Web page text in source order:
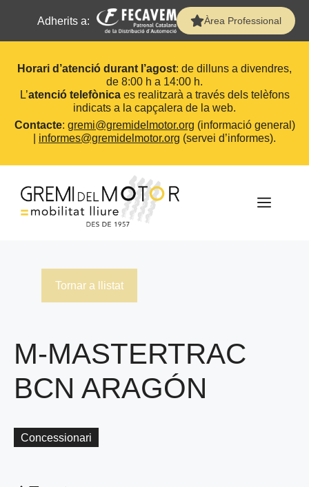
Adherits a: Àrea Professional
Horari d’atenció durant l’agost: de dilluns a divendres,
de 8:00 h a 14:00 h.
L’atenció telefònicaes realitzarà a través dels telèfons
indicats a la capçalera de la web.
Contacte: gremi@gremidelmotor.org (informació general)
informes@gremidelmotor.org (servei d’informes).
contingut
Tornar a llistat
M-MASTERTRAC
BCN ARAGÓN
Concessionari